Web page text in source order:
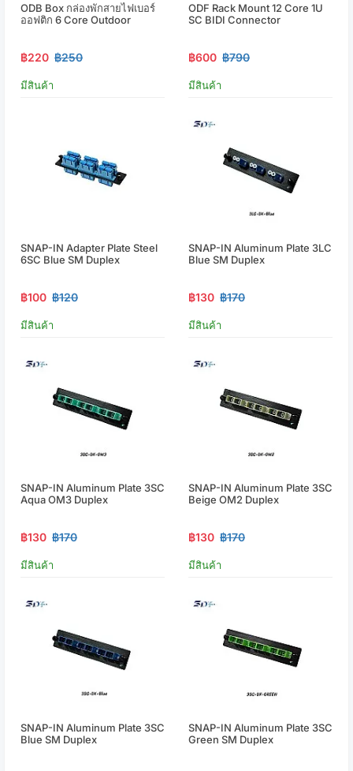
ODB Box กล่องพักสายไฟเบอร์
ออฟติก 6 Core Outdoor
฿220 ฿250
มีสินค้า
ODF Rack Mount 12 Core 1U
SC BIDI Connector
฿600 ฿790
มีสินค้า
SNAP-IN Adapter Plate Steel
6SC Blue SM Duplex
฿100 ฿120
มีสินค้า
SNAP-IN Aluminum Plate 3LC
Blue SM Duplex
฿130 ฿170
มีสินค้า
SNAP-IN Aluminum Plate 3SC
Aqua OM3 Duplex
฿130 ฿170
มีสินค้า
SNAP-IN Aluminum Plate 3SC
Beige OM2 Duplex
฿130 ฿170
มีสินค้า
SNAP-IN Aluminum Plate 3SC
Blue SM Duplex
SNAP-IN Aluminum Plate 3SC
Green SM Duplex